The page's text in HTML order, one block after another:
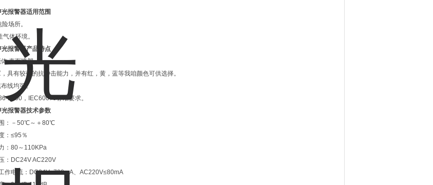
光报警器适用范围
场所。
气体环境。
光报警器产品特点
,表面喷塑。
具有较强的抗冲击能力，并有红，黄，蓝等我咱颜色可供选择。
线均可。
2000，IEC60079标准要求。
光报警器技术参数
：－50℃～＋80℃
：≤95％
：80～110KPa
：DC24V AC220V
作电流：DC24V≤700mA、AC220V≤80mA